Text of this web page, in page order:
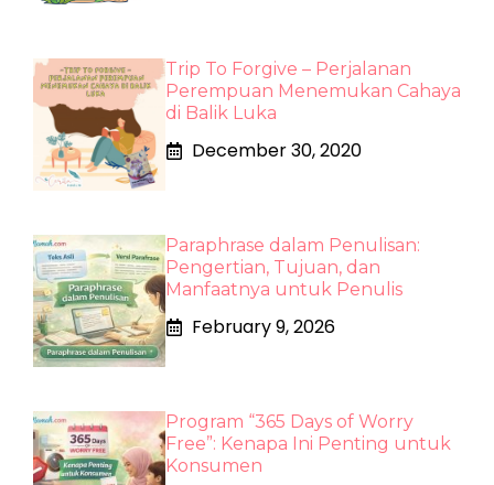
Trip To Forgive – Perjalanan
Perempuan Menemukan Cahaya
di Balik Luka
December 30, 2020
Paraphrase dalam Penulisan:
Pengertian, Tujuan, dan
Manfaatnya untuk Penulis
February 9, 2026
Program “365 Days of Worry
Free”: Kenapa Ini Penting untuk
Konsumen